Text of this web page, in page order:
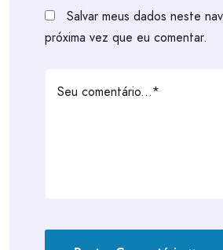
Salvar meus dados neste
próxima vez que eu comentar.